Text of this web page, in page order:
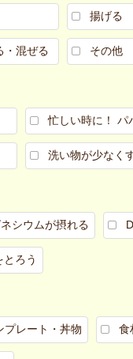
揚げる
・混ぜる その他
忙しい時に！ パ
洗い物が少なく
シウムが摂れる
ろう
プレート・丼物 食